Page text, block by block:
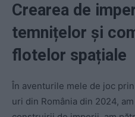
Crearea de
temnițelor și
flotelor spațiale
În aventurile mele de joc
uri din România din 2024,